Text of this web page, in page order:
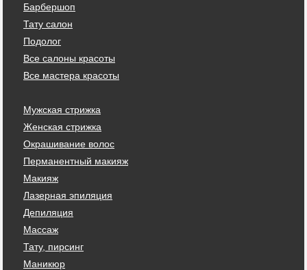
Барбершоп
Тату салон
Подолог
Все салоны красоты
Все мастера красоты
Мужская стрижка
Женская стрижка
Окрашивание волос
Перманентный макияж
Макияж
Лазерная эпиляция
Депиляция
Массаж
Тату, пирсинг
Маникюр